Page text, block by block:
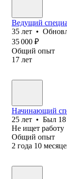
Ведущий
35 лет •
35 000 ₽
Общий опыт
17 лет
Начинающий
25 лет • Был
Не ищет работу
Общий опыт
2 года 10